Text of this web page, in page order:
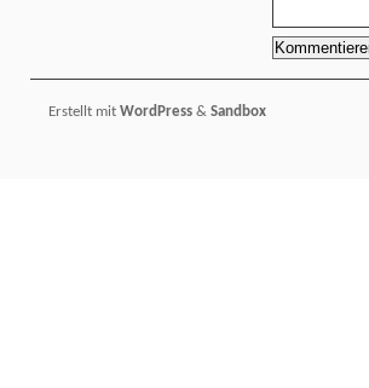
Erstellt mit WordPress & Sandbox